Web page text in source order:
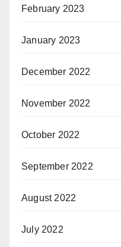
February 2023
January 2023
December 2022
November 2022
October 2022
September 2022
August 2022
July 2022